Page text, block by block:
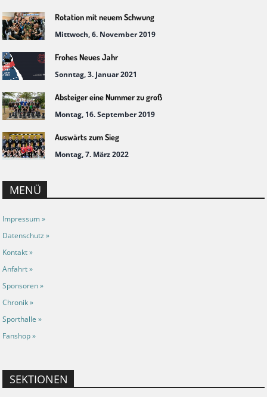
Rotation mit neuem Schwung
Mittwoch, 6. November 2019
Frohes Neues Jahr
Sonntag, 3. Januar 2021
Absteiger eine Nummer zu groß
Montag, 16. September 2019
Auswärts zum Sieg
Montag, 7. März 2022
MENÜ
Impressum »
Datenschutz »
Kontakt »
Anfahrt »
Sponsoren »
Chronik »
Sporthalle »
Fanshop »
SEKTIONEN